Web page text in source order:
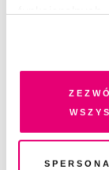
dobrowolną
pokrewne,
na Twoim
przetwarzanie
chwili wycofać
plików cookie".
O wieku